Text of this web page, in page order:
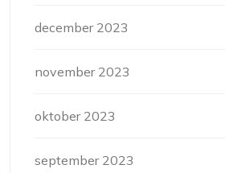
december 2023
november 2023
oktober 2023
september 2023